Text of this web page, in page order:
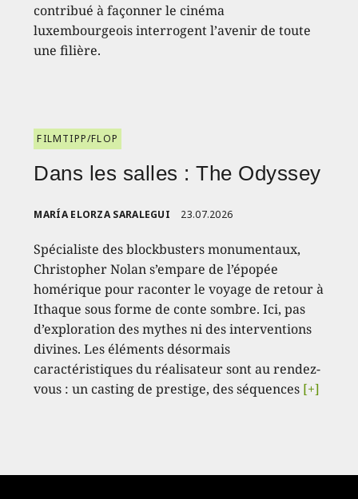
contribué à façonner le cinéma
luxembourgeois interrogent l’avenir de toute
une filière.
FILMTIPP/FLOP
Dans les salles : The Odyssey
MARÍA ELORZA SARALEGUI 23.07.2026
Spécialiste des blockbusters monumentaux,
Christopher Nolan s’empare de l’épopée
homérique pour raconter le voyage de retour à
Ithaque sous forme de conte sombre. Ici, pas
d’exploration des mythes ni des interventions
divines. Les éléments désormais
caractéristiques du réalisateur sont au rendez-
vous : un casting de prestige, des séquences [+]